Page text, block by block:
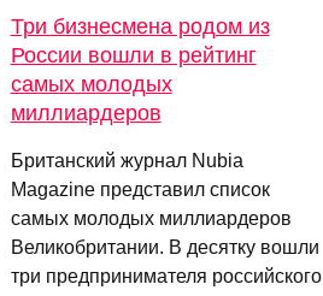
Три бизнесмена родом из
России вошли в рейтинг
самых молодых
миллиардеров
Британский журнал Nubia
Magazine представил список
самых молодых миллиардеров
Великобритании. В десятку вошли
три предпринимателя российского